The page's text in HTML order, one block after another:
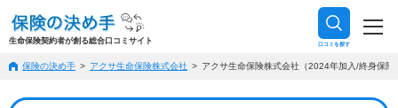
生命保険契約者が創る総合口コミサイト 口コミを探す
保険の決め手 アクサ生命保険株式会社 アクサ生命保険株式会社（2024年加入/終身保